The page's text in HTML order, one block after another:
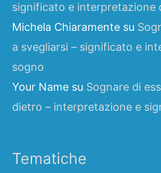
significato e interpretazione
Michela Chiaramente su
a svegliarsi – significato e
sogno
Your Name su Sognare di
dietro – interpretazione e
Tematiche